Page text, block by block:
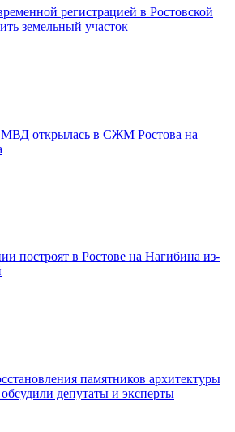
регистрацией в Ростовской
земельный участок
открылась в СЖМ Ростова на
построят в Ростове на Нагибина из-
памятников архитектуры
депутаты и эксперты